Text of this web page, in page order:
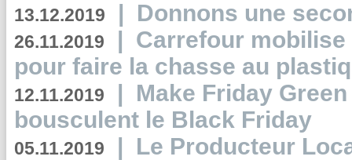
13.12.2019 | Donnons une
26.11.2019 | Carrefour
pour faire la chasse au
12.11.2019 | Make Friday
bousculent le Black Friday
05.11.2019 | Le Producteur